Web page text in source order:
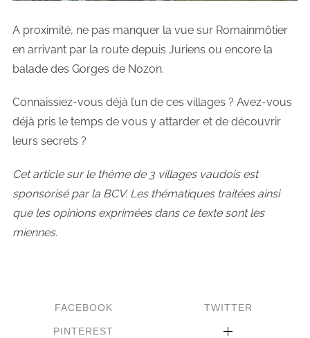
A proximité, ne pas manquer la vue sur Romainmôtier
en arrivant par la route depuis Juriens ou encore la
balade des Gorges de Nozon.
Connaissiez-vous déjà l’un de ces villages ? Avez-vous
déjà pris le temps de vous y attarder et de découvrir
leurs secrets ?
Cet article sur le thème de 3 villages vaudois est
sponsorisé par la BCV. Les thématiques traitées ainsi
que les opinions exprimées dans ce texte sont les
miennes.
FACEBOOK TWITTER
PINTEREST